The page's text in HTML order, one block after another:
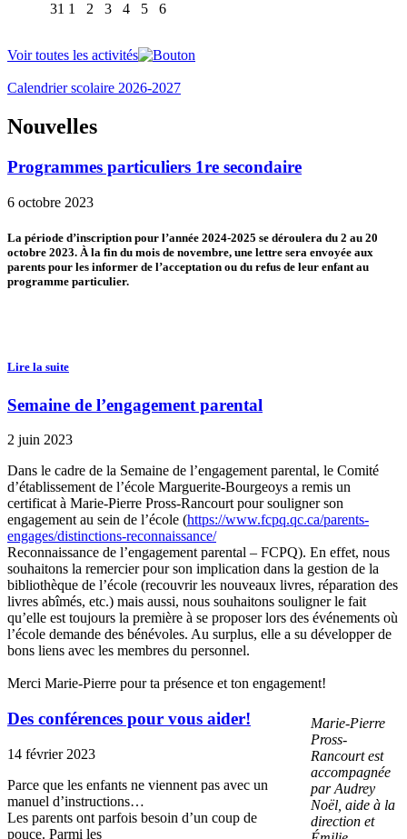
31 1 2 3 4 5 6
Voir toutes les activités
Calendrier scolaire 2026-2027
Nouvelles
Programmes particuliers 1re secondaire
6 octobre 2023
La période d’inscription pour l’année 2024-2025 se déroulera du 2 au 20
octobre 2023. À la fin du mois de novembre, une lettre sera envoyée aux
parents pour les informer de l’acceptation ou du refus de leur enfant au
programme particulier.
Lire la suite
Semaine de l’engagement parental
2 juin 2023
Dans le cadre de la Semaine de l’engagement parental, le Comité
d’établissement de l’école Marguerite-Bourgeoys a remis un
certificat à Marie-Pierre Pross-Rancourt pour souligner son
engagement au sein de l’école (https://www.fcpq.qc.ca/parents-
engages/distinctions-reconnaissance/
Reconnaissance de l’engagement parental – FCPQ). En effet, nous
souhaitons la remercier pour son implication dans la gestion de la
bibliothèque de l’école (recouvrir les nouveaux livres, réparation des
livres abîmés, etc.) mais aussi, nous souhaitons souligner le fait
qu’elle est toujours la première à se proposer lors des événements où
l’école demande des bénévoles. Au surplus, elle a su développer de
bons liens avec les membres du personnel.
Merci Marie-Pierre pour ta présence et ton engagement!
Marie-Pierre
Pross-
Rancourt est
accompagnée
par Audrey
Noël, aide à la
direction et
Des conférences pour vous aider!
14 février 2023
Parce que les enfants ne viennent pas avec un
manuel d’instructions…
Les parents ont parfois besoin d’un coup de
pouce. Parmi les